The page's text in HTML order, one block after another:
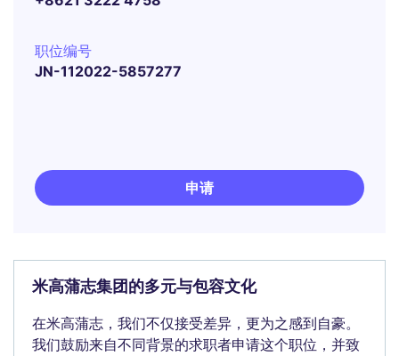
职位编号
JN-112022-5857277
申请
米高蒲志集团的多元与包容文化
在米高蒲志，我们不仅接受差异，更为之感到自豪。
我们鼓励来自不同背景的求职者申请这个职位，并致